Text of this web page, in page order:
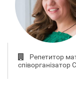
Репетитор
співорганізатор